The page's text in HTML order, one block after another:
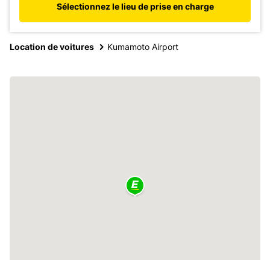
Sélectionnez le lieu de prise en charge
Location de voitures Kumamoto Airport